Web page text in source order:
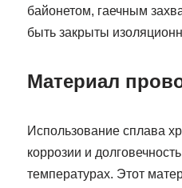
байонетом, гаечным
быть закрыты
Материал
Использование сплава
коррозии и
температурах. Этот